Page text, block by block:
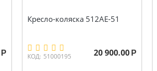
Р
Кресло-коляска 512AE-51
КОД: 51000195 20 900.00 Р